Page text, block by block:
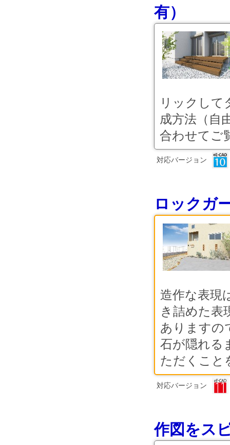
有）
リックして
成方法（自
合わせてご
対応バージョン
ロックガ
造作な表現
き詰めた表
ありますの
石が隠れる
ただくこと
対応バージョン
作図をス